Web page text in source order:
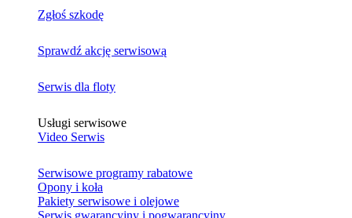
Zgłoś szkodę
Sprawdź akcję serwisową
Serwis dla floty
Usługi serwisowe
Video Serwis
Serwisowe programy rabatowe
Opony i koła
Pakiety serwisowe i olejowe
Serwis gwarancyjny i pogwarancyjny